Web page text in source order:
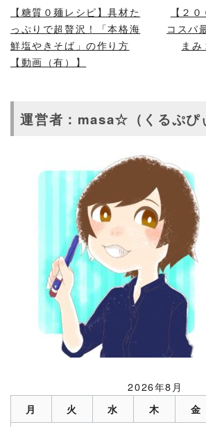
【糖質０麺レシピ】具材た
っぷりで超贅沢！「本格海
鮮塩やきそば」の作り方
【動画（有）】
【２
コスパ
まみ
運営者：masa☆（くるぷぴ
2026年8月
月 火 水 木 金